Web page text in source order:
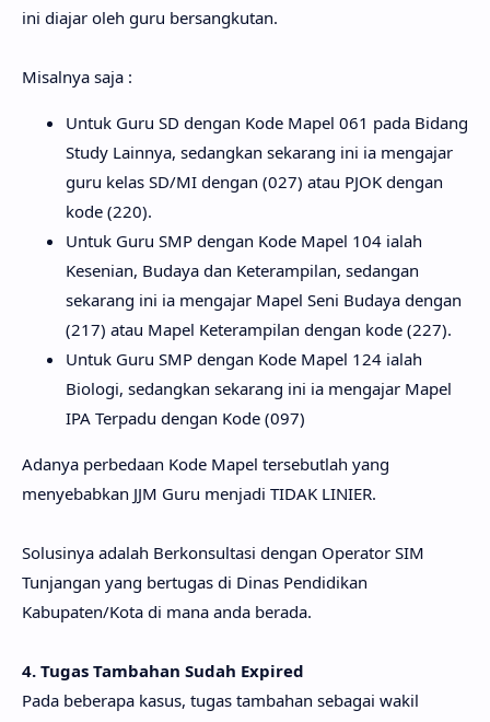
ini diajar oleh guru bersangkutan.
Misalnya saja :
Untuk Guru SD dengan Kode Mapel 061 pada Bidang
Study Lainnya, sedangkan sekarang ini ia mengajar
guru kelas SD/MI dengan (027) atau PJOK dengan
kode (220).
Untuk Guru SMP dengan Kode Mapel 104 ialah
Kesenian, Budaya dan Keterampilan, sedangan
sekarang ini ia mengajar Mapel Seni Budaya dengan
(217) atau Mapel Keterampilan dengan kode (227).
Untuk Guru SMP dengan Kode Mapel 124 ialah
Biologi, sedangkan sekarang ini ia mengajar Mapel
IPA Terpadu dengan Kode (097)
Adanya perbedaan Kode Mapel tersebutlah yang
menyebabkan JJM Guru menjadi TIDAK LINIER.
Solusinya adalah Berkonsultasi dengan Operator SIM
Tunjangan yang bertugas di Dinas Pendidikan
Kabupaten/Kota di mana anda berada.
4. Tugas Tambahan Sudah Expired
Pada beberapa kasus, tugas tambahan sebagai wakil